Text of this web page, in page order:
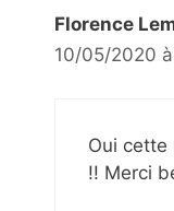
Florence
10/05/2020 à
Oui cette
!! Merci